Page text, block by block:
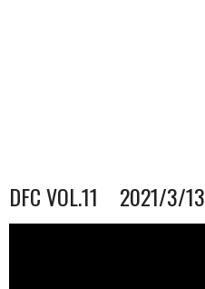
DFC VOL.11 2021/3/13